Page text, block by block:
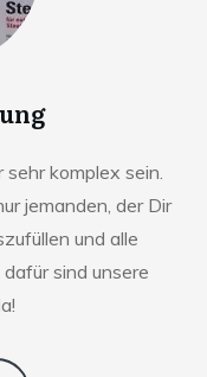
komplex sein.
jemanden, der Dir
und alle
sind unsere